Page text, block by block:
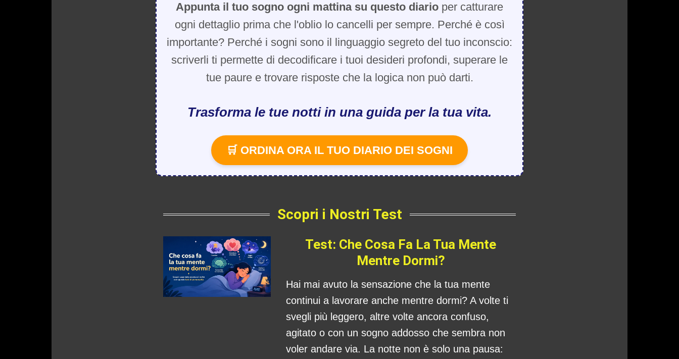
Appunta il tuo sogno ogni mattina su questo diario per catturare
ogni dettaglio prima che l'oblio lo cancelli per sempre. Perché è così
importante? Perché i sogni sono il linguaggio segreto del tuo inconscio:
scriverli ti permette di decodificare i tuoi desideri profondi, superare le
tue paure e trovare risposte che la logica non può darti.
Trasforma le tue notti in una guida per la tua vita.
🛒 ORDINA ORA IL TUO DIARIO DEI SOGNI
Scopri i Nostri Test
Test: Che Cosa Fa La Tua Mente
Mentre Dormi?
Hai mai avuto la sensazione che la tua mente
continui a lavorare anche mentre dormi? A volte ti
svegli più leggero, altre volte ancora confuso,
agitato o con un sogno addosso che sembra non
voler andare via. La notte non è solo una pausa: